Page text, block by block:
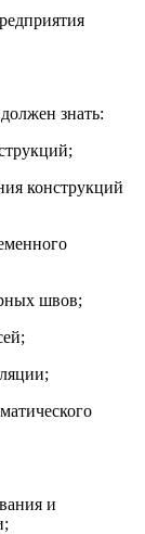
знать:
конструкций
швов;
и